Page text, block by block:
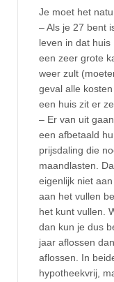
Je moet het
– Als je 27 bent
leven in dat
een zeer grote
weer zult
geval alle
een huis zit er
– Er van uit
een afbetaald
prijsdaling die
maandlasten.
eigenlijk niet
aan het vullen
het kunt vullen.
dan kun je dus
jaar aflossen
aflossen. In
hypotheekvrij,